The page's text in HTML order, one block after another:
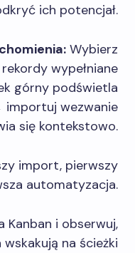
ich potencjał.
Wybierz
wypełniane
górny podświetla
importuj wezwanie
się kontekstowo.
import, pierwszy
automatyzacja.
Kanban i obserwuj,
na ścieżki